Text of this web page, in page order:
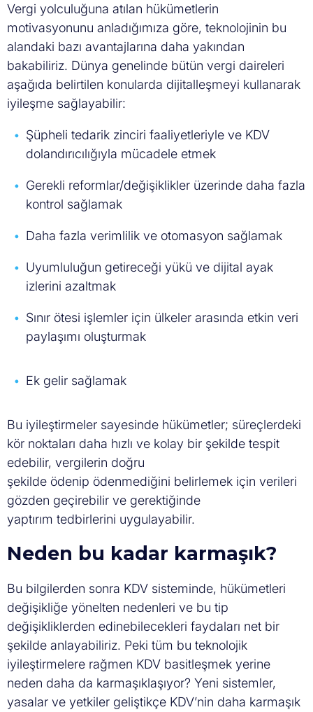
Vergi yolculuğuna atılan hükümetlerin
motivasyonunu anladığımıza göre, teknolojinin bu
alandaki bazı avantajlarına daha yakından
bakabiliriz. Dünya genelinde bütün vergi daireleri
aşağıda belirtilen konularda dijitalleşmeyi kullanarak
iyileşme sağlayabilir:
Şüpheli tedarik zinciri faaliyetleriyle ve KDV
dolandırıcılığıyla mücadele etmek
Gerekli reformlar/değişiklikler üzerinde daha fazla
kontrol sağlamak
Daha fazla verimlilik ve otomasyon sağlamak
Uyumluluğun getireceği yükü ve dijital ayak
izlerini azaltmak
Sınır ötesi işlemler için ülkeler arasında etkin veri
paylaşımı oluşturmak
Ek gelir sağlamak
Bu iyileştirmeler sayesinde hükümetler; süreçlerdeki
kör noktaları daha hızlı ve kolay bir şekilde tespit
edebilir, vergilerin doğru
şekilde ödenip ödenmediğini belirlemek için verileri
gözden geçirebilir ve gerektiğinde
yaptırım tedbirlerini uygulayabilir.
Neden bu kadar karmaşık?
Bu bilgilerden sonra KDV sisteminde, hükümetleri
değişikliğe yönelten nedenleri ve bu tip
değişikliklerden edinebilecekleri faydaları net bir
şekilde anlayabiliriz. Peki tüm bu teknolojik
iyileştirmelere rağmen KDV basitleşmek yerine
neden daha da karmaşıklaşıyor? Yeni sistemler,
yasalar ve yetkiler geliştikçe KDV’nin daha karmaşık